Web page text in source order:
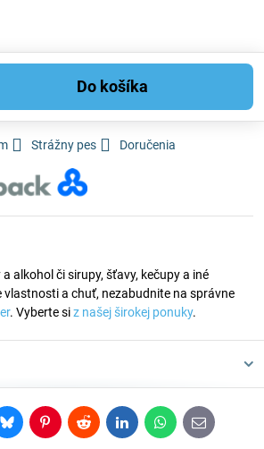
Do košíka
Strážny pes Doručenia
alkohol či sirupy, šťavy, kečupy a iné
vlastnosti a chuť, nezabudnite na správne
. Vyberte siz našej širokej ponuky.
BlueskyPinterestRedditLinkedInWhatsApp
E-
mail